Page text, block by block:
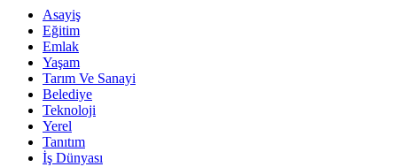
Asayiş
Eğitim
Emlak
Yaşam
Tarım Ve Sanayi
Belediye
Teknoloji
Yerel
Tanıtım
İş Dünyası